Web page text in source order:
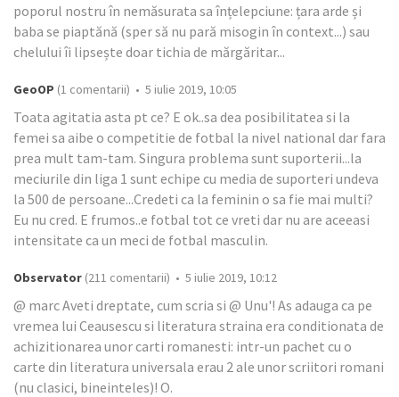
poporul nostru în nemăsurata sa înțelepciune: țara arde și
baba se piaptănă (sper să nu pară misogin în context...) sau
chelului îi lipsește doar tichia de mărgăritar...
GeoOP (1 comentarii) • 5 iulie 2019, 10:05
Toata agitatia asta pt ce? E ok..sa dea posibilitatea si la
femei sa aibe o competitie de fotbal la nivel national dar fara
prea mult tam-tam. Singura problema sunt suporterii...la
meciurile din liga 1 sunt echipe cu media de suporteri undeva
la 500 de persoane...Credeti ca la feminin o sa fie mai multi?
Eu nu cred. E frumos..e fotbal tot ce vreti dar nu are aceeasi
intensitate ca un meci de fotbal masculin.
Observator (211 comentarii) • 5 iulie 2019, 10:12
@ marc Aveti dreptate, cum scria si @ Unu'! As adauga ca pe
vremea lui Ceausescu si literatura straina era conditionata de
achizitionarea unor carti romanesti: intr-un pachet cu o
carte din literatura universala erau 2 ale unor scriitori romani
(nu clasici, bineinteles)! O.